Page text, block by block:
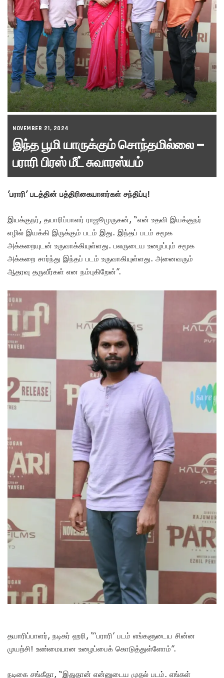
NOVEMBER 21, 2024
இந்த பூமி யாருக்கும் சொந்தமில்லை –
பராரி பிரஸ் மீட் சுவாரஸ்யம்
’பராரி’ படத்தின் பத்திரிகையாளர்கள் சந்திப்பு!
இயக்குநர், தயாரிப்பாளர் ராஜூமுருகன், “என் உதவி இயக்குநர்
எழில் இயக்கி இருக்கும் படம் இது. இந்தப் படம் சமூக
அக்கறையுடன் உருவாக்கியுள்ளது. பலருடைய உழைப்பும் சமூக
அக்கறை சார்ந்து இந்தப் படம் உருவாகியுள்ளது. அனைவரும்
ஆதரவு தருவீர்கள் என நம்புகிறேன்”.
தயாரிப்பாளர், நடிகர் ஹரி, “‘பராரி’ படம் எங்களுடைய சின்ன
முயற்சி! உண்மையான உழைப்பைக் கொடுத்துள்ளோம்”.
நடிகை சங்கீதா, “இதுதான் என்னுடைய முதல் படம். எங்கள்